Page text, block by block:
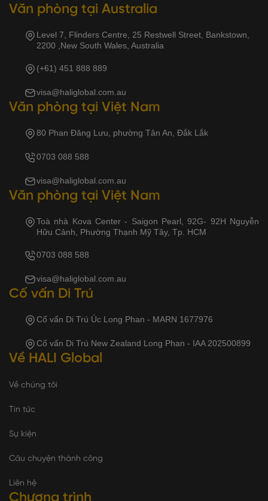
Văn phòng tại Australia
Level 7, Flinders Centre, 25 Restwell Street, Bankstown,
2200 ,New South Wales, Australia
(+61) 451 888 889
visa@haliglobal.com.au
Văn phòng tại Việt Nam
80 Phan Đăng Lưu, phường Tân An, Đắk Lắk
0703 088 588
visa@haliglobal.com.au
Văn phòng tại Việt Nam
Toà nhà Kova Center - Saigon Pearl, 92G- 92H Nguyễn
Hữu Cảnh, Phường Thạnh Mỹ Tây, Tp. HCM
0703 088 588
visa@haliglobal.com.au
Cố vấn Di Trú
Cố vấn Di Trú Úc Long Phan - MARN 1677976
Cố vấn Di Trú New Zealand Long Phan - IAA 202500899
Về HALI Global
Về chúng tôi
Tin tức
Sự kiện
Câu chuyện thành công
Liên hệ
Chương trình